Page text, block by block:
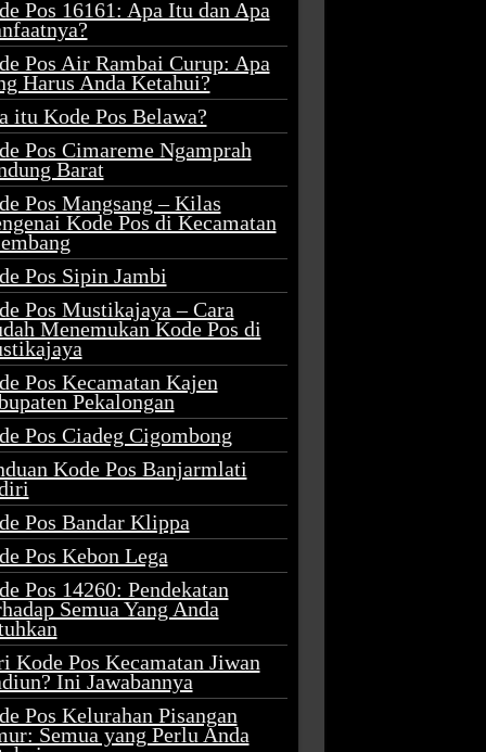
Pos 16161: Apa Itu dan Apa
Pos Air Rambai Curup: Apa
Harus Anda Ketahui?
itu Kode Pos Belawa?
Pos Cimareme Ngamprah
Barat
Pos Mangsang – Kilas
Kode Pos di Kecamatan
Pos Sipin Jambi
Pos Mustikajaya – Cara
Menemukan Kode Pos di
Pos Kecamatan Kajen
Pekalongan
Pos Ciadeg Cigombong
Kode Pos Banjarmlati
Pos Bandar Klippa
Pos Kebon Lega
Pos 14260: Pendekatan
Semua Yang Anda
Kode Pos Kecamatan Jiwan
Ini Jawabannya
Pos Kelurahan Pisangan
Semua yang Perlu Anda